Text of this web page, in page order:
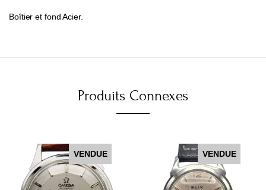
Boîtier et fond Acier.
Produits Connexes
VENDUE VENDUE